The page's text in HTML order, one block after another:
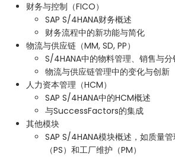
财务与控制（FICO）
SAP S/4HANA财务概述
财务流程中的新功能与简化
物流与供应链（MM, SD, PP）
S/4HANA中的物料管理、销售与
物流与供应链管理中的变化与创新
人力资本管理（HCM）
SAP S/4HANA中的HCM概述
与SuccessFactors的集成
其他模块
SAP S/4HANA模块概述，如质量
（PS）和工厂维护（PM）